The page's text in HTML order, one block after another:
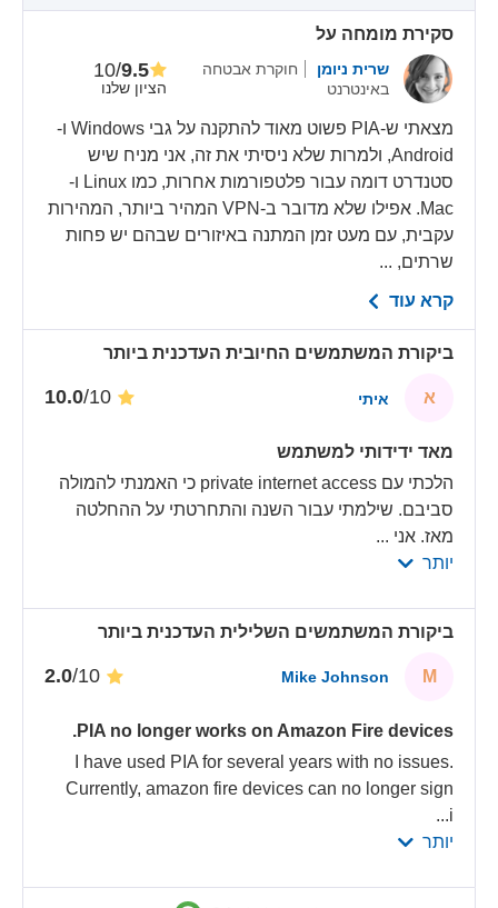
סקירת מומחה על
שרית ניומן
חוקרת אבטחה
באינטרנט
הציון שלנו
9.5
/10
מצאתי ש-PIA פשוט מאוד להתקנה על גבי Windows ו-
Android, ולמרות שלא ניסיתי את זה, אני מניח שיש
סטנדרט דומה עבור פלטפורמות אחרות, כמו Linux ו-
Mac. אפילו שלא מדובר ב-VPN המהיר ביותר, המהירות
עקבית, עם מעט זמן המתנה באיזורים שבהם יש פחות
שרתים, ...
קרא עוד
ביקורת המשתמשים החיובית העדכנית ביותר
א איתי /10
מאד ידידותי למשתמש
הלכתי עם private internet access כי האמנתי להמולה
סביבם. שילמתי עבור השנה והתחרטתי על ההחלטה
מאז. אני ...
יותר
ביקורת המשתמשים השלילית העדכנית ביותר
M
Mike Johnson
/10
PIA no longer works on Amazon Fire devices.
I have used PIA for several years with no issues.
Currently, amazon fire devices can no longer sign
i
...
יותר